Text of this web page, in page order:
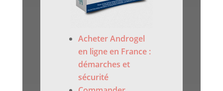
Acheter Androgel
en ligne en France :
démarches et
sécurité